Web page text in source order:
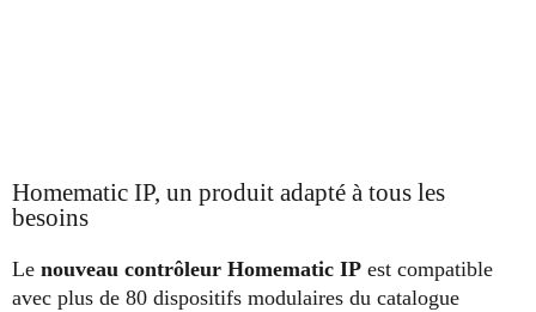
Homematic IP, un produit adapté à tous les
besoins
Le nouveau contrôleur Homematic IP est compatible
avec plus de 80 dispositifs modulaires du catalogue